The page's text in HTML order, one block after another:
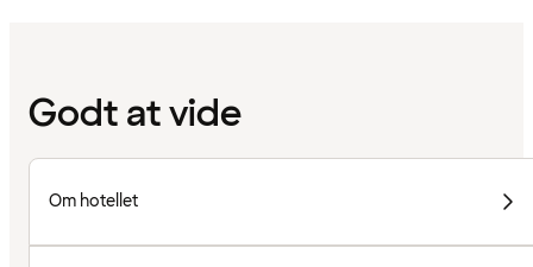
Godt at vide
Om hotellet